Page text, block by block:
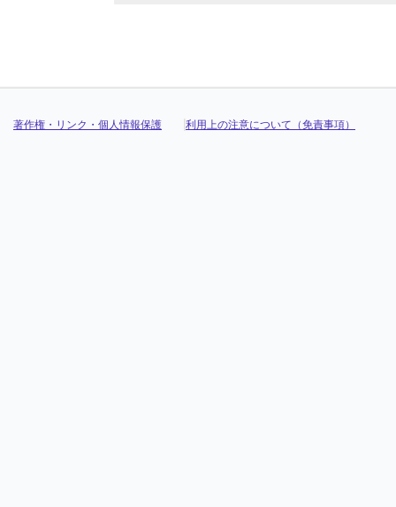
著作権・リンク・個人情報保護 利用上の注意について（免責事項）